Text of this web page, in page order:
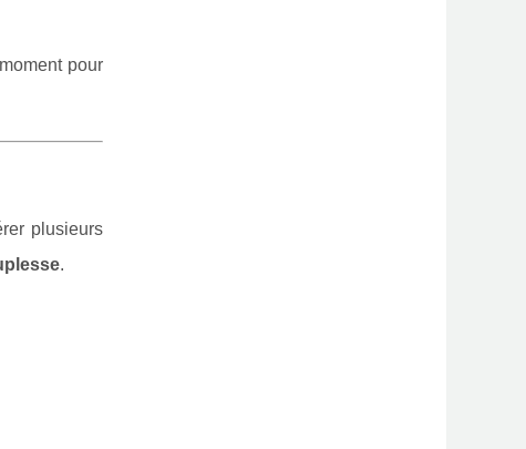
pour
plusieurs
.